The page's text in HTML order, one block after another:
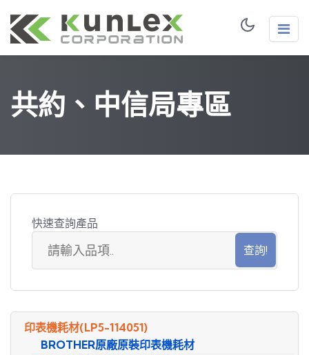
共約、中信局專區
快速查詢產品
品
項
尋
印表機耗材(LP5-114051)
BROTHER原廠原裝印表機耗材